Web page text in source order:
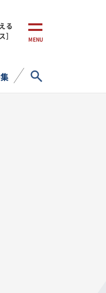
る
］
MENU